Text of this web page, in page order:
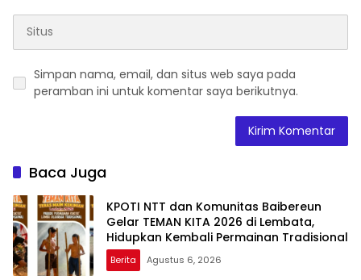
Simpan nama, email, dan situs web saya pada
peramban ini untuk komentar saya berikutnya.
Baca Juga
KPOTI NTT dan Komunitas Baibereun
Gelar TEMAN KITA 2026 di Lembata,
Hidupkan Kembali Permainan Tradisional
Berita Agustus 6, 2026